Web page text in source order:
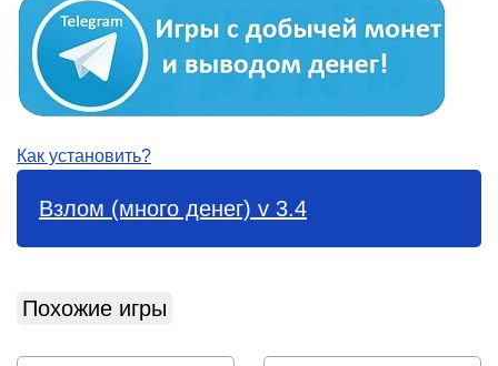
Как установить?
Взлом (много денег) v 3.4
Похожие игры